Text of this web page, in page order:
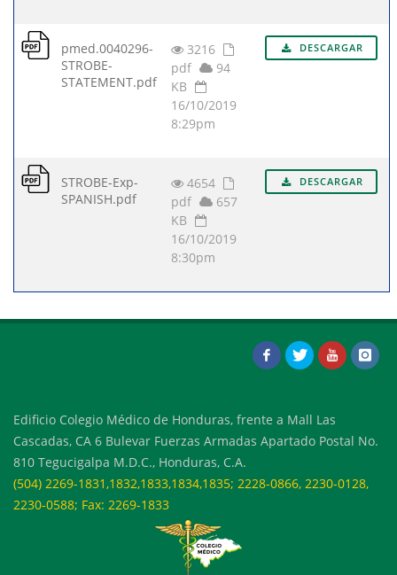
pmed.0040296-
STROBE-
STATEMENT.pdf
3216
pdf
94
KB
16/10/2019
8:29pm
DESCARGAR
STROBE-Exp-
SPANISH.pdf
4654
pdf
657
KB
16/10/2019
8:30pm
DESCARGAR
Edificio Colegio Médico de Honduras, frente a Mall Las
Cascadas, CA 6 Bulevar Fuerzas Armadas Apartado Postal No.
810 Tegucigalpa M.D.C., Honduras, C.A.
(504) 2269-1831,1832,1833,1834,1835; 2228-0866, 2230-0128,
2230-0588; Fax: 2269-1833